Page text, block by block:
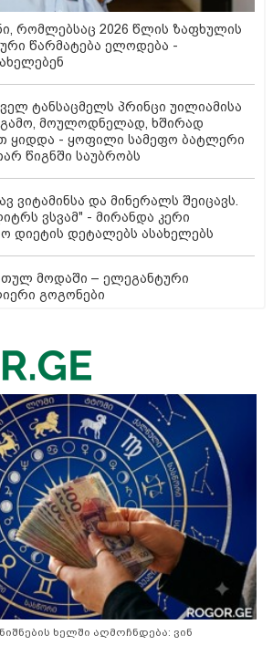
რომლებსაც 2026 წლის ზაფხულის
წარმატება ელოდება -
ტანსაცმელს პრინცი უილიამისა
გამო, მოულოდნელად, ხშირად
ყიდდა - ყოფილი სამეფო ბატლერი
წიგნში საუბრობს
ვიტამინსა და მინერალს შეიცავს.
ვსვამ" - მირანდა კერი
დიეტის დეტალებს ასახელებს
მოდაში – ელეგანტური
გოგონები
ხელში აღმოჩნდება: ვინ